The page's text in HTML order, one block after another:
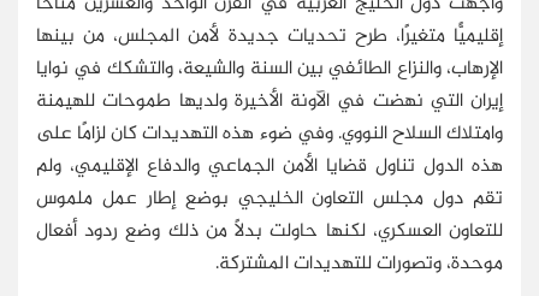
إقليميًّا متغيرًا، طرح تحديات جديدة لأمن المجلس، من بينها
الإرهاب، والنزاع الطائفي بين السنة والشيعة، والتشكك في نوايا
إيران التي نهضت في الآونة الأخيرة ولديها طموحات للهيمنة
وامتلاك السلاح النووي. وفي ضوء هذه التهديدات كان لزامًا على
هذه الدول تناول قضايا الأمن الجماعي والدفاع الإقليمي، ولم
تقم دول مجلس التعاون الخليجي بوضع إطار عمل ملموس
للتعاون العسكري، لكنها حاولت بدلًا من ذلك وضع ردود أفعال
موحدة، وتصورات للتهديدات المشتركة.